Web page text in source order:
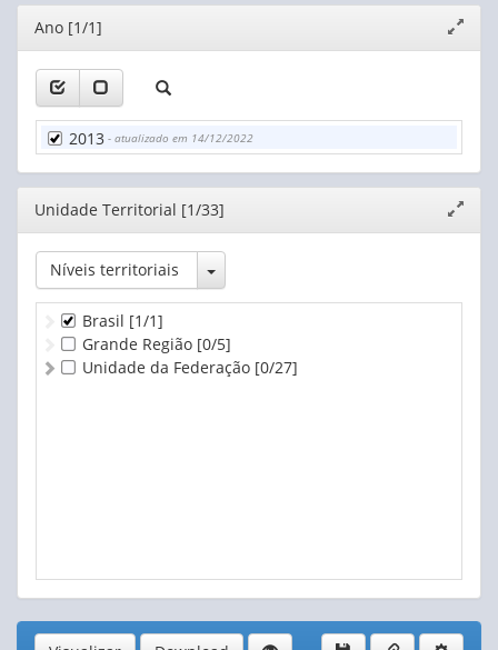
Editor
janela
Ano [1/1]
2013 - atualizado em 14/12/2022
Editor
janela
Unidade Territorial [1/33]
Níveis territoriais Toggle Dropdown
Brasil [1/1]
Grande Região [0/5]
Unidade da Federação [0/27]